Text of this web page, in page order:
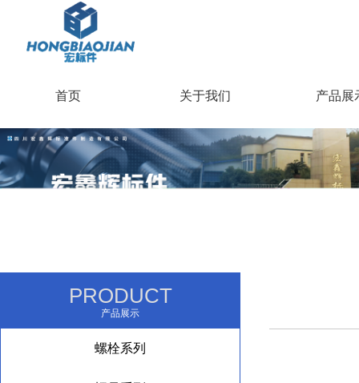
首页 关于我们 产品展
PRODUCT
产品展示
螺栓系列